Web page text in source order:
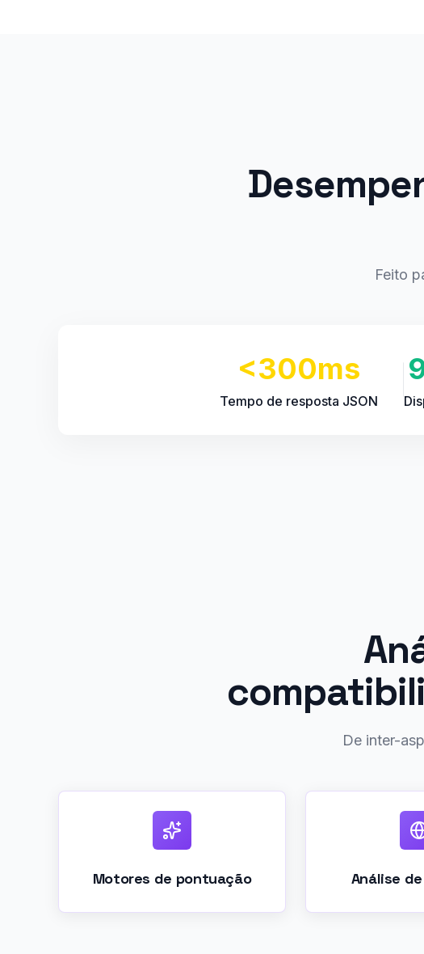
Feito
<300ms
Tempo de resposta JSON
De inter-
Motores de pontuação Análise